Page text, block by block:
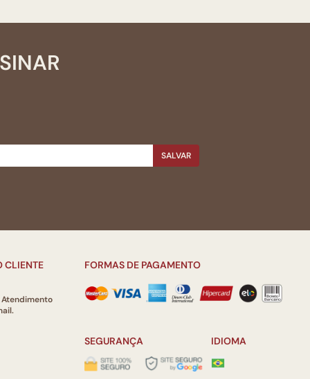
SALVAR
CLIENTE
Atendimento
FORMAS DE PAGAMENTO
SEGURANÇA IDIOMA